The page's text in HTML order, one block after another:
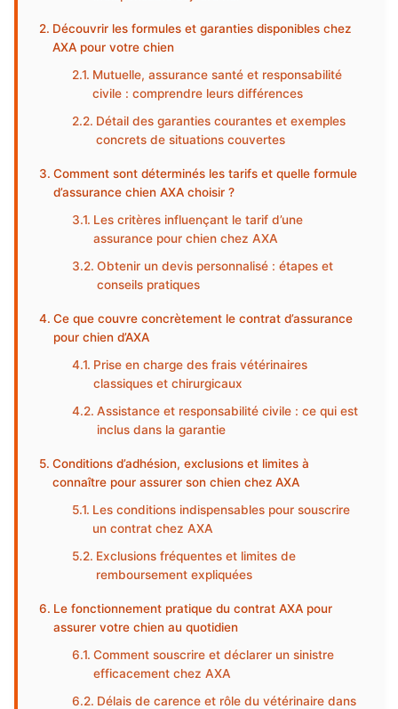
Découvrir les formules et garanties disponibles chez
AXA pour votre chien
Mutuelle, assurance santé et responsabilité
civile : comprendre leurs différences
Détail des garanties courantes et exemples
concrets de situations couvertes
Comment sont déterminés les tarifs et quelle formule
d’assurance chien AXA choisir ?
Les critères influençant le tarif d’une
assurance pour chien chez AXA
Obtenir un devis personnalisé : étapes et
conseils pratiques
Ce que couvre concrètement le contrat d’assurance
pour chien d’AXA
Prise en charge des frais vétérinaires
classiques et chirurgicaux
Assistance et responsabilité civile : ce qui est
inclus dans la garantie
Conditions d’adhésion, exclusions et limites à
connaître pour assurer son chien chez AXA
Les conditions indispensables pour souscrire
un contrat chez AXA
Exclusions fréquentes et limites de
remboursement expliquées
Le fonctionnement pratique du contrat AXA pour
assurer votre chien au quotidien
Comment souscrire et déclarer un sinistre
efficacement chez AXA
Délais de carence et rôle du vétérinaire dans